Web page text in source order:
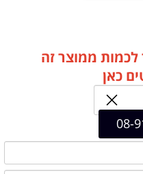
ממוצר זה
כאן
08-